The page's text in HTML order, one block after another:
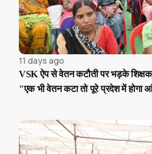
11 days ago
VSK ऐप से वेतन कटौती पर भड़के
"एक भी वेतन कटा तो पूरे प्रदेश में होगा